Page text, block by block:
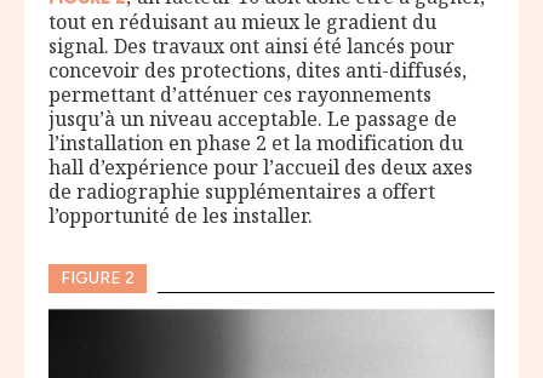
tout en réduisant au mieux le gradient du
signal. Des travaux ont ainsi été lancés pour
concevoir des protections, dites anti-diffusés,
permettant d’atténuer ces rayonnements
jusqu’à un niveau acceptable. Le passage de
l’installation en phase 2 et la modification du
hall d’expérience pour l’accueil des deux axes
de radiographie supplémentaires a offert
l’opportunité de les installer.
FIGURE 2